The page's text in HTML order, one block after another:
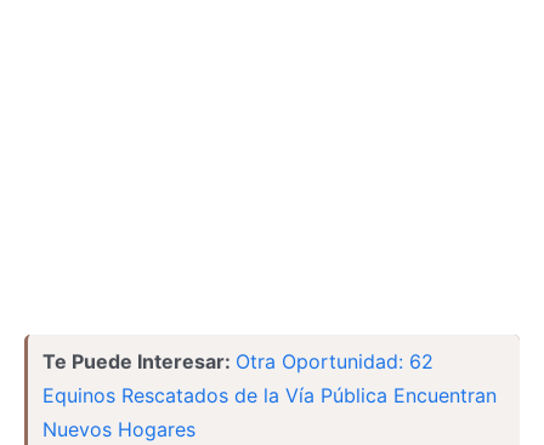
Te Puede Interesar: Otra Oportunidad: 62
Equinos Rescatados de la Vía Pública Encuentran
Nuevos Hogares